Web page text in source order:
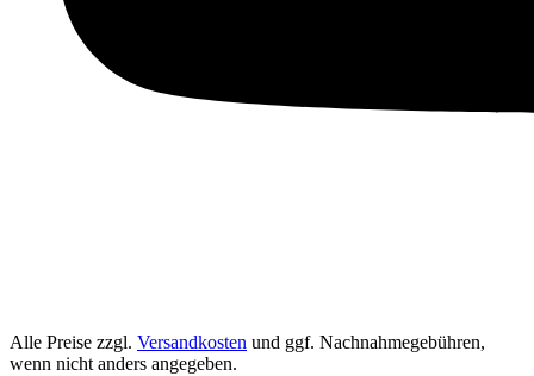
Alle Preise zzgl. Versandkosten und ggf. Nachnahmegebühren,
wenn nicht anders angegeben.